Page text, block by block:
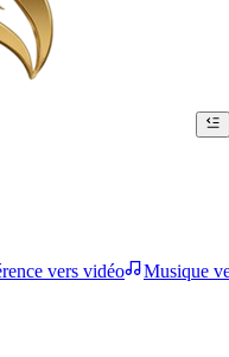
vers vidéo Musique